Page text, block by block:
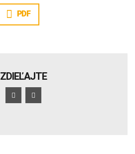
PDF
ZDIEĽAJTE